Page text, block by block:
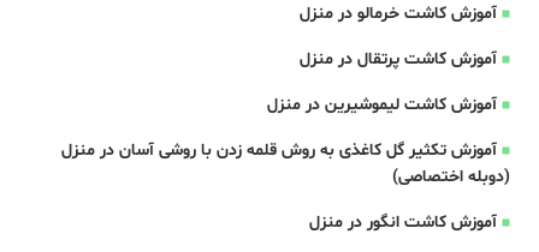
آموزش کاشت خرمالو در منزل
آموزش کاشت پرتقال در منزل
آموزش کاشت لیموشیرین در منزل
آموزش تکثیر گل کاغذی به روش قلمه زدن با روشی آسان در منزل
(دوبله اختصاصی)
آموزش کاشت انگور در منزل